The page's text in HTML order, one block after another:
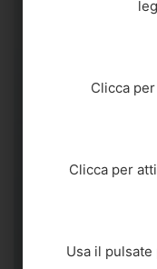
Clicca
Clicca per
Usa il